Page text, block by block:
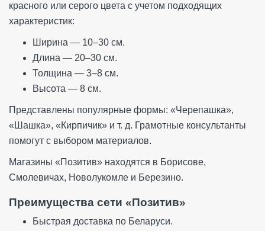
красного или серого цвета с учетом подходящих
характеристик:
Ширина — 10–30 см.
Длина — 20–30 см.
Толщина — 3–8 см.
Высота — 8 см.
Представлены популярные формы: «Черепашка»,
«Шашка», «Кирпичик» и т. д. Грамотные консультанты
помогут с выбором материалов.
Магазины «Позитив» находятся в Борисове,
Смолевичах, Новолукомле и Березино.
Преимущества сети «Позитив»
Быстрая доставка по Беларуси.